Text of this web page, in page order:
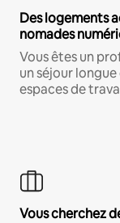
Des logements
nomades
Vous êtes un
un séjour
espaces de
Vous cherchez